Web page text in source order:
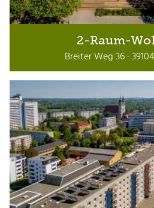
2-Raum-
Breiter Weg 36 ·